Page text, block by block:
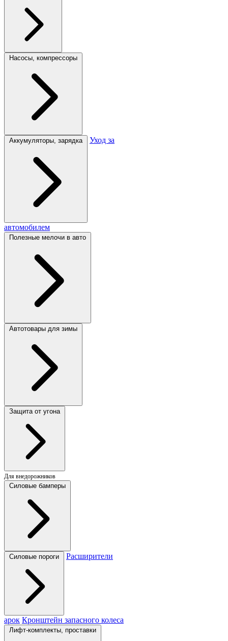
Насосы, компрессоры
Аккумуляторы, зарядка Уход за
автомобилем
Полезные мелочи в авто
Автотовары для зимы
Защита от угона
Для внедорожников
Силовые бамперы
Силовые пороги Расширители
арок Кронштейн запасного колеса
Лифт-комплекты, проставки